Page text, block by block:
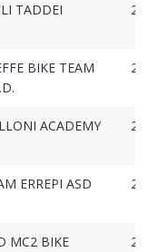
TADDEI
BIKE TEAM
ACADEMY
ERREPI ASD
MC2 BIKE